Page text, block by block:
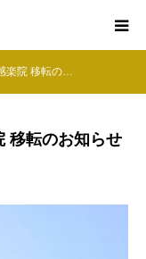
楽院 移転の…
移転のお知らせ